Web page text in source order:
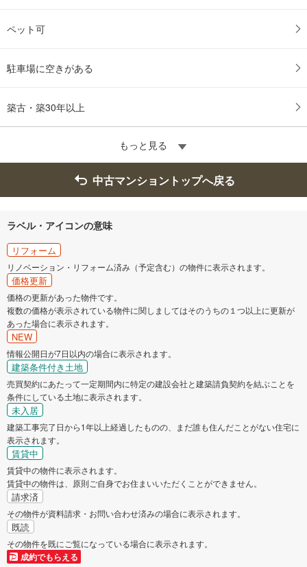
ペット可
駐車場に空きがある
築古・築30年以上
もっと見る
中古マンショントップへ戻る
ラベル・アイコンの意味
リフォーム
リノベーション・リフォーム済み（予定含む）の物件に表示されます。
価格更新
価格の更新があった物件です。
複数の価格が表示されている物件に関しましてはそのうちの１つ以上に更新が
あった場合に表示されます。
NEW
情報公開日が7日以内の場合に表示されます。
建築条件付き土地
売買契約にあたって一定期間内に特定の建設会社と建築請負契約を結ぶことを
条件にしている土地に表示されます。
未入居
建築工事完了日から1年以上経過したものの、まだ誰も住んだことがない住宅に
表示されます。
賃貸中
賃貸中の物件に表示されます。
賃貸中の物件は、原則ご自身でお住まいいただくことができません。
請求済
その物件が資料請求・お問い合わせ済みの場合に表示されます。
既読
その物件を既にご覧になっている場合に表示されます。
成約でもらえる